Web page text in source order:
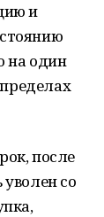
и
на один
после
со